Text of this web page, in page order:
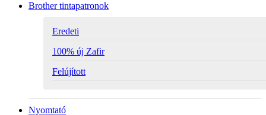
Brother tintapatronok
Eredeti
100% új Zafir
Felújított
Nyomtató